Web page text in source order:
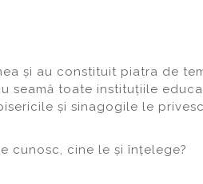
și au constituit piatra de
seamă toate instituțiile
și sinagogile le
cunosc, cine le și înțelege?